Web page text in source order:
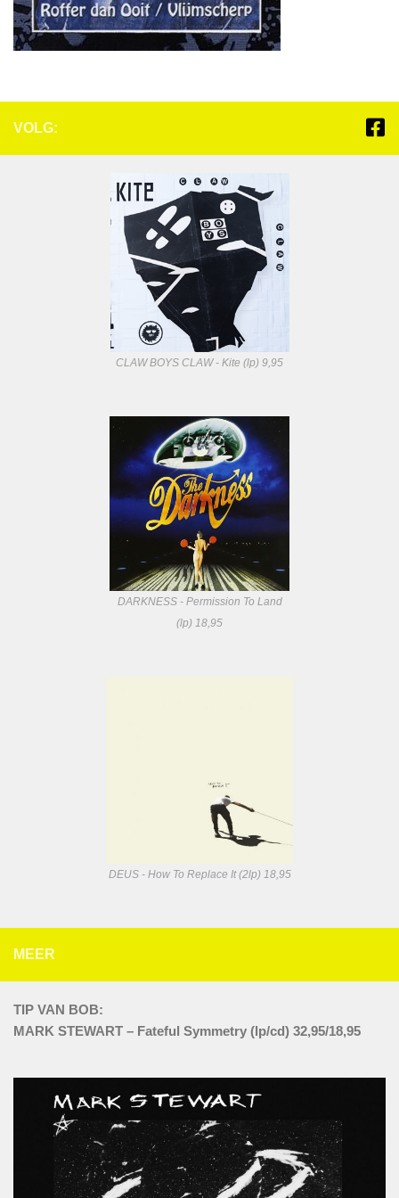
VOLG:
CLAW BOYS CLAW - Kite (lp) 9,95
DARKNESS - Permission To Land
(lp) 18,95
DEUS - How To Replace It (2lp) 18,95
MEER
TIP VAN BOB:
MARK STEWART – Fateful Symmetry (lp/cd) 32,95/18,95